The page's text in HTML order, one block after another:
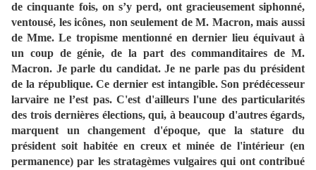
de cinquante fois, on s’y perd, ont gracieusement siphonné,
ventousé, les icônes, non seulement de M. Macron, mais aussi
de Mme. Le tropisme mentionné en dernier lieu équivaut à
un coup de génie, de la part des commanditaires de M.
Macron. Je parle du candidat. Je ne parle pas du président
de la république. Ce dernier est intangible. Son prédécesseur
larvaire ne l’est pas. C'est d'ailleurs l'une des particularités
des trois dernières élections, qui, à beaucoup d'autres égards,
marquent un changement d'époque, que la stature du
président soit habitée en creux et minée de l'intérieur (en
permanence) par les stratagèmes vulgaires qui ont contribué